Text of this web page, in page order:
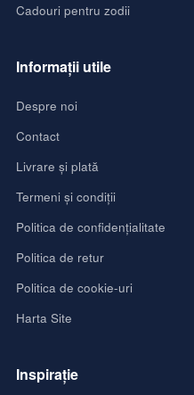
Cadouri pentru zodii
Informații utile
Despre noi
Contact
Livrare și plată
Termeni și condiții
Politica de confidențialitate
Politica de retur
Politica de cookie-uri
Harta Site
Inspirație